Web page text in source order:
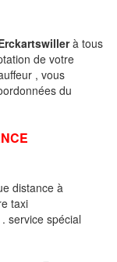
à tous
de votre
, vous
du
distance à
taxi
service spécial